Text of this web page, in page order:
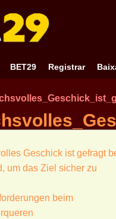
BET29 Registrar
Geschick ist gefragt
um das Ziel sicher zu
beim